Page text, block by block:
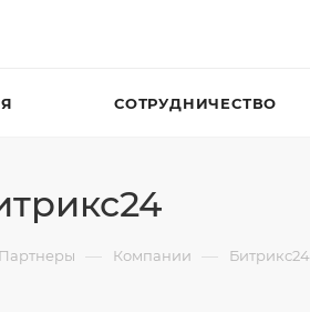
СОТРУДНИЧЕСТВО
Партнеры — Компании — Битрикс24